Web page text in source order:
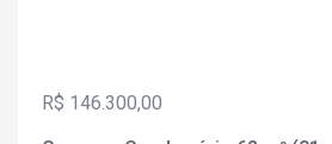
R$ 146.300,00